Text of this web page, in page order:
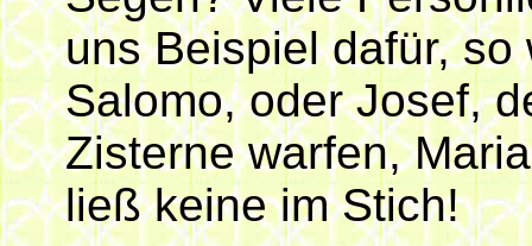
uns Beispiel dafür,
Salomo, oder Josef,
Zisterne warfen,
ließ keine im Stich!